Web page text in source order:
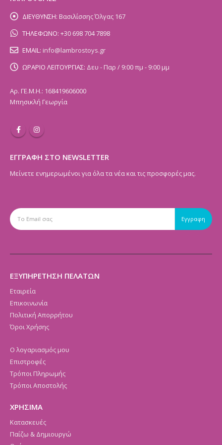
ΔΙΕΥΘΥΝΣΗ: Βασιλίσσης Όλγας 167
ΤΗΛΕΦΩΝΟ: +30 698 704 7898
EMAIL: info@lambrostoys.gr
ΩΡΑΡΙΟ ΛΕΙΤΟΥΡΓΙΑΣ: Δευ - Παρ / 9:00 πμ - 9:00 μμ
Αρ. ΓΕ.Μ.Η.: 168419606000
Μπησικλή Γεωργία
ΕΓΓΡΑΦΗ ΣΤΟ NEWSLETTER
Μείνετε ενημερωμένοι για όλα τα νέα και τις προσφορές μας.
ΕΞΥΠΗΡΕΤΗΣΗ ΠΕΛΑΤΩΝ
Εταιρεία
Επικοινωνία
Πολιτική Απορρήτου
Όροι Χρήσης
Ο λογαριασμός μου
Επιστροφές
Τρόποι Πληρωμής
Τρόποι Αποστολής
ΧΡΗΣΙΜΑ
Κατασκευές
Παίζω & Δημιουργώ